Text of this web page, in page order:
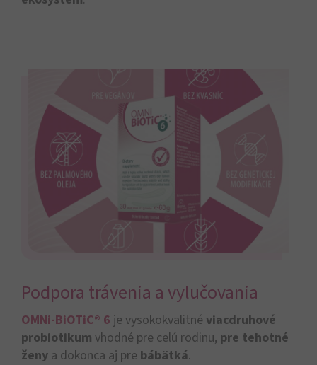
Podpora trávenia a vylučovania
OMNi-BiOTiC® 6 je vysokokvalitné viacdruhové
probiotikum vhodné pre celú rodinu, pre tehotné
ženy a dokonca aj pre bábätká.